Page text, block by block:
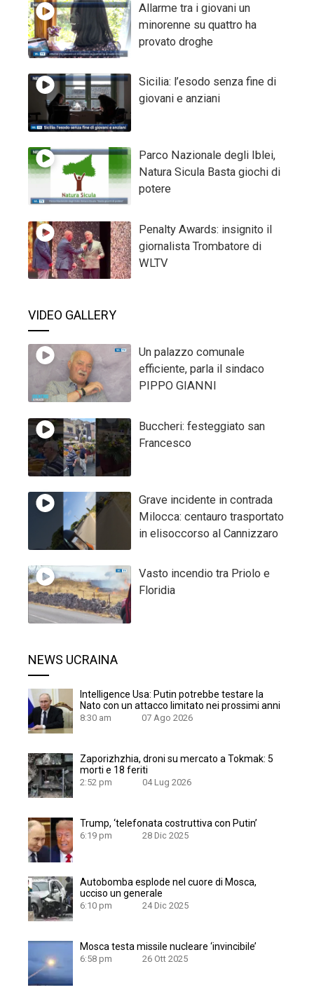
Allarme tra i giovani un
minorenne su quattro ha
provato droghe
Sicilia: l’esodo senza fine di
giovani e anziani
Parco Nazionale degli Iblei,
Natura Sicula Basta giochi di
potere
Penalty Awards: insignito il
giornalista Trombatore di
WLTV
VIDEO GALLERY
Un palazzo comunale
efficiente, parla il sindaco
PIPPO GIANNI
Buccheri: festeggiato san
Francesco
Grave incidente in contrada
Milocca: centauro trasportato
in elisoccorso al Cannizzaro
Vasto incendio tra Priolo e
Floridia
NEWS UCRAINA
Intelligence Usa: Putin potrebbe testare la
Nato con un attacco limitato nei prossimi anni
8:30 am 07 Ago 2026
Zaporizhzhia, droni su mercato a Tokmak: 5
morti e 18 feriti
2:52 pm 04 Lug 2026
Trump, ‘telefonata costruttiva con Putin’
6:19 pm 28 Dic 2025
Autobomba esplode nel cuore di Mosca,
ucciso un generale
6:10 pm 24 Dic 2025
Mosca testa missile nucleare ‘invincibile’
6:58 pm 26 Ott 2025